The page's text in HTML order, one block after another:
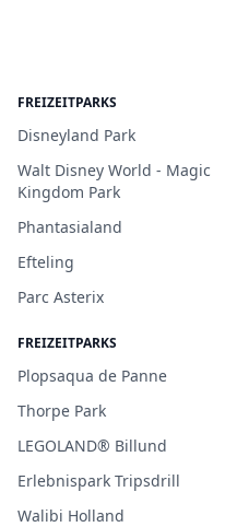
FREIZEITPARKS
Disneyland Park
Walt Disney World - Magic
Kingdom Park
Phantasialand
Efteling
Parc Asterix
FREIZEITPARKS
Plopsaqua de Panne
Thorpe Park
LEGOLAND® Billund
Erlebnispark Tripsdrill
Walibi Holland